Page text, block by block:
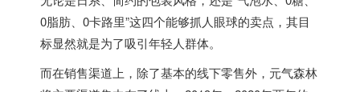
0脂肪、0卡路里”这四个能够抓人眼球的卖点，其目
标显然就是为了吸引年轻人群体。
而在销售渠道上，除了基本的线下零售外，元气森林